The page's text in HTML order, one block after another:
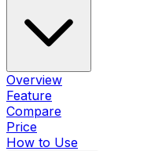
Overview
Feature
Compare
Price
How to Use